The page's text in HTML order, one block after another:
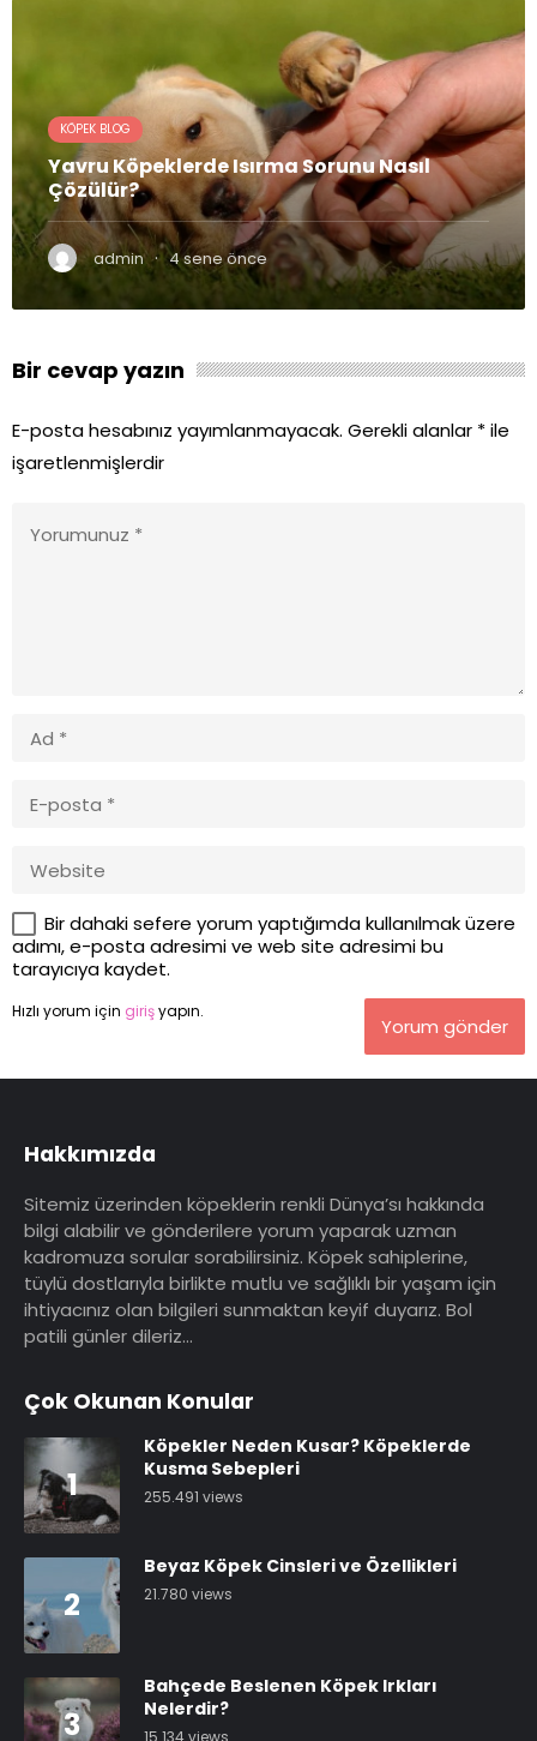
KÖPEK BLOG
Yavru Köpeklerde Isırma Sorunu Nasıl
Çözülür?
admin · 4 sene önce
Bir cevap yazın
E-posta hesabınız yayımlanmayacak. Gerekli alanlar *ile
işaretlenmişlerdir
Bir dahaki sefere yorum yaptığımda kullanılmak üzere
adımı, e-posta adresimi ve web site adresimi bu
tarayıcıya kaydet.
Hızlı yorum için girişyapın.
Yorum gönder
Hakkımızda
Sitemiz üzerinden köpeklerin renkli Dünya’sı hakkında
bilgi alabilir ve gönderilere yorum yaparak uzman
kadromuza sorular sorabilirsiniz. Köpek sahiplerine,
tüylü dostlarıyla birlikte mutlu ve sağlıklı bir yaşam için
ihtiyacınız olan bilgileri sunmaktan keyif duyarız. Bol
patili günler dileriz…
Çok Okunan Konular
1
Köpekler Neden Kusar? Köpeklerde
Kusma Sebepleri
255.491 views
2
Beyaz Köpek Cinsleri ve Özellikleri
21.780 views
3
Bahçede Beslenen Köpek Irkları
Nelerdir?